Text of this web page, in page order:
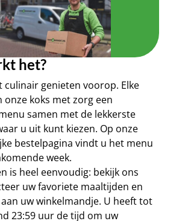
het?
culinair genieten voorop. Elke
onze koks met zorg een
samen met de lekkerste
u uit kunt kiezen. Op onze
bestelpagina vindt u het menu
week.
is heel eenvoudig: bekijk ons
uw favoriete maaltijden en
uw winkelmandje. U heeft tot
23:59 uur de tijd om uw